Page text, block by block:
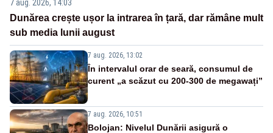
7 aug. 2026, 14:03
Dunărea crește ușor la intrarea în țară, dar rămâne mult
sub media lunii august
7 aug. 2026, 13:02
În intervalul orar de seară, consumul de
curent „a scăzut cu 200-300 de megawați”
7 aug. 2026, 10:51
Bolojan: Nivelul Dunării asigură o